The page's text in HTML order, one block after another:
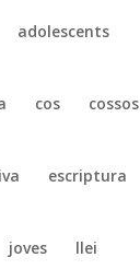
adolescents
cos cossos
escriptura
joves llei